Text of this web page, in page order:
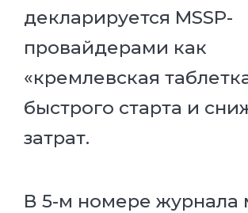
декларируется MSSP-
провайдерами как
«кремлевская
быстрого старта и
затрат.
В 5-м номере журнала